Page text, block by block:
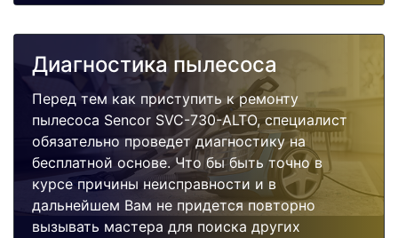
Диагностика пылесоса
Перед тем как приступить к ремонту
пылесоса Sencor SVC-730-ALTO, специалист
обязательно проведет диагностику на
бесплатной основе. Что бы быть точно в
курсе причины неисправности и в
дальнейшем Вам не придется повторно
вызывать мастера для поиска других